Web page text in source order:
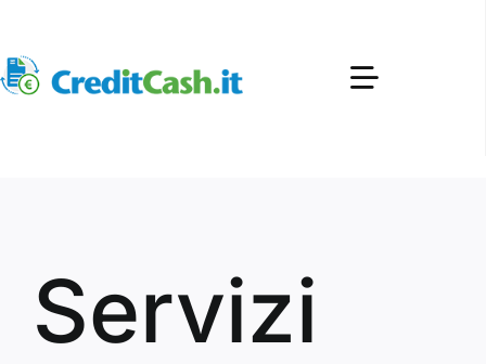
content
Toggle
Piattaforma
Servizi